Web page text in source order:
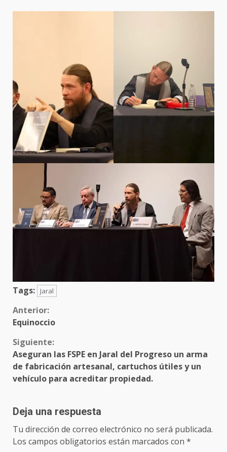
Tags: Jaral
Sigue
leyendo
Anterior:
Equinoccio
Siguiente:
Aseguran las FSPE en Jaral del Progreso un arma
de fabricación artesanal, cartuchos útiles y un
vehículo para acreditar propiedad.
Deja una respuesta
Tu dirección de correo electrónico no será publicada.
Los campos obligatorios están marcados con *